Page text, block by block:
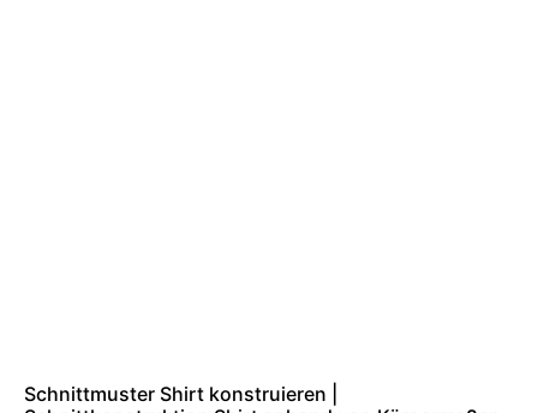
Schnittmuster Shirt konstruieren |